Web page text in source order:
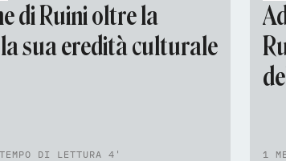
di Ruini oltre la
sua eredità culturale
DI LETTURA 4' 1